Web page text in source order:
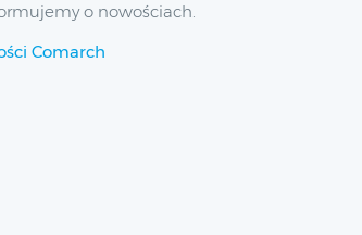
o nowościach.
Comarch